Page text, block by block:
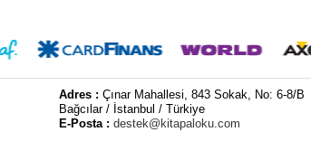
Adres :Çınar Mahallesi, 843 Sokak, No: 6-8/B
Bağcılar / İstanbul / Türkiye
E-Posta :destek@kitapaloku.com